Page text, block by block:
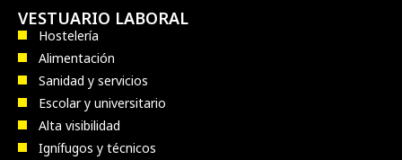
VESTUARIO LABORAL
Hostelería
Alimentación
Sanidad y servicios
Escolar y universitario
Alta visibilidad
Ignífugos y técnicos